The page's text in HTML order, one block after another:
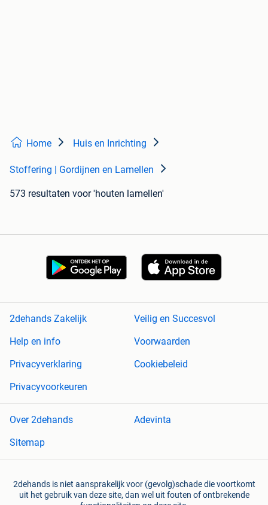
Home Huis en Inrichting
Stoffering | Gordijnen en Lamellen
573 resultaten voor 'houten lamellen'
2dehands Zakelijk
Veilig en Succesvol
Help en info
Voorwaarden
Privacyverklaring
Cookiebeleid
Privacyvoorkeuren
Over 2dehands
Adevinta
Sitemap
2dehands is niet aansprakelijk voor (gevolg)schade die voortkomt
uit het gebruik van deze site, dan wel uit fouten of ontbrekende